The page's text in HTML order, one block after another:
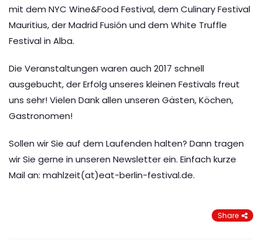
mit dem NYC Wine&Food Festival, dem Culinary Festival
Mauritius, der Madrid Fusión und dem White Truffle
Festival in Alba.
Die Veranstaltungen waren auch 2017 schnell
ausgebucht, der Erfolg unseres kleinen Festivals freut
uns sehr! Vielen Dank allen unseren Gästen, Köchen,
Gastronomen!
Sollen wir Sie auf dem Laufenden halten? Dann tragen
wir Sie gerne in unseren Newsletter ein. Einfach kurze
Mail an: mahlzeit(at)eat-berlin-festival.de.
Share